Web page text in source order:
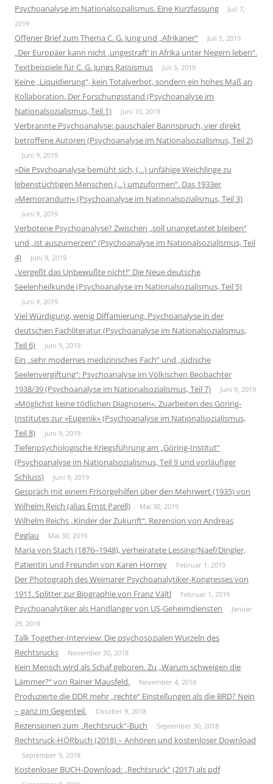
Psychoanalyse im Nationalsozialismus. Eine Kurzfassung
Juli 7,
2019
Offener Brief zum Thema C. G. Jung und „Afrikaner“ Juli 5, 2019
„Der Europäer kann nicht ‚ungestraft‘ in Afrika unter Negern leben“.
Textbeispiele für C. G. Jungs Rassismus
Juli 5, 2019
Keine „Liquidierung“, kein Totalverbot, sondern ein hohes Maß an
Kollaboration. Der Forschungsstand (Psychoanalyse im
Nationalsozialismus, Teil 1)
Juni 10, 2019
Verbrannte Psychoanalyse: pauschaler Bannspruch, vier direkt
betroffene Autoren (Psychoanalyse im Nationalsozialismus, Teil 2)
Juni 9, 2019
»Die Psychoanalyse bemüht sich, (…) unfähige Weichlinge zu
lebenstüchtigen Menschen (…) umzuformen“. Das 1933er
»Memorandum« (Psychoanalyse im Nationalsozialismus, Teil 3)
Juni 9, 2019
Verbotene Psychoanalyse? Zwischen „soll unangetastet bleiben“
und „ist auszumerzen“ (Psychoanalyse im Nationalsozialismus, Teil
4)
Juni 9, 2019
„Vergeßt das Unbewußte nicht!“ Die Neue deutsche
Seelenheilkunde (Psychoanalyse im Nationalsozialismus, Teil 5)
Juni 9, 2019
Viel Würdigung, wenig Diffamierung. Psychoanalyse in der
deutschen Fachliteratur (Psychoanalyse im Nationalsozialismus,
Teil 6)
Juni 9, 2019
Ein „sehr modernes medizinisches Fach“ und „jüdische
Seelenvergiftung“: Psychoanalyse im Völkischen Beobachter
1938/39 (Psychoanalyse im Nationalsozialismus, Teil 7)
Juni 9, 2019
»Möglichst keine tödlichen Diagnosen«. Zuarbeiten des Göring-
Institutes zur »Eugenik« (Psychoanalyse im Nationalsozialismus,
Teil 8)
Juni 9, 2019
Tiefenpsychologische Kriegsführung am „Göring-Institut“
(Psychoanalyse im Nationalsozialismus, Teil 9 und vorläufiger
Schluss)
Juni 9, 2019
Gespräch mit einem Frisörgehilfen über den Mehrwert (1935) von
Wilhelm Reich (alias Ernst Parell)
Mai 30, 2019
Wilhelm Reichs „Kinder der Zukunft“. Rezension von Andreas
Peglau
Mai 30, 2019
Maria von Stach (1876‒1948), verheiratete Lessing/Naef/Dingler,
Patientin und Freundin von Karen Horney
Februar 1, 2019
Der Photograph des Weimarer Psychoanalytiker-Kongresses von
1911. Splitter zur Biographie von Franz Vältl
Februar 1, 2019
Psychoanalytiker als Handlanger von US-Geheimdiensten
Januar
29, 2019
Talk Together-Interview: Die psychosozialen Wurzeln des
Rechtsrucks
November 30, 2018
Kein Mensch wird als Schaf geboren. Zu „Warum schweigen die
Lämmer?“ von Rainer Mausfeld.
November 4, 2018
Produzierte die DDR mehr „rechte“ Einstellungen als die BRD? Nein
– ganz im Gegenteil.
Oktober 9, 2018
Rezensionen zum „Rechtsruck“-Buch September 30, 2018
Rechtsruck-HÖRbuch (2018) – Anhören und kostenloser Download
September 9, 2018
Kostenloser BUCH-Download: „Rechtsruck“ (2017) als pdf